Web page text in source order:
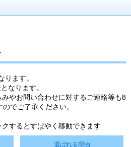
ます。
なります。
やお問い合わせに対するご連絡等も8
でご了承ください。
するとすばやく移動できます
選ばれる理由